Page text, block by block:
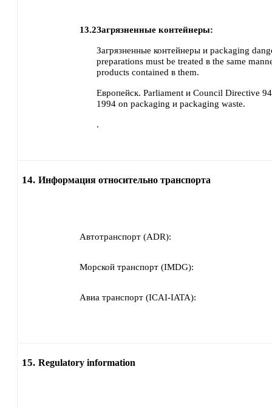
13.2Загрязненные контейнеры:
Загрязненные контейнеры и packaging
preparations must be treated в the same
products contained в them.
Европейск. Parliament и Council Directive
1994 on packaging и packaging waste.
.
14. Информация относительно транспорта
Автотранспорт (ADR):
Морской транспорт (IMDG):
Авиа транспорт (ICAI-IATA):
15. Regulatory information